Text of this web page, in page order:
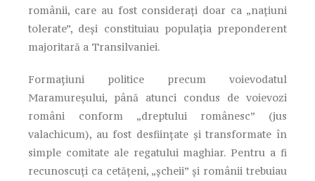
românii, care au fost considerați doar ca „națiuni
tolerate”, deși constituiau populația preponderent
majoritară a Transilvaniei.
Formațiuni politice precum voievodatul
Maramureșului, până atunci condus de voievozi
români conform „dreptului românesc” (jus
valachicum), au fost desființate și transformate în
simple comitate ale regatului maghiar. Pentru a fi
recunoscuți ca cetățeni, „șcheii” și românii trebuiau